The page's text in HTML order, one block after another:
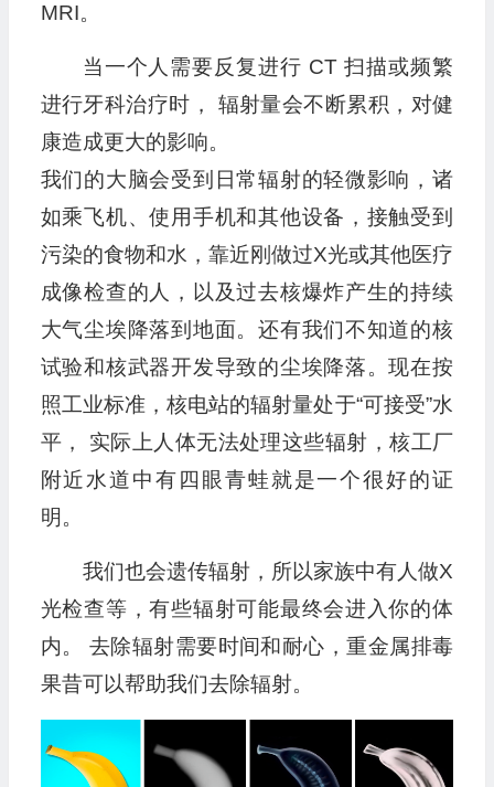
MRI。
当一个人需要反复进行 CT 扫描或频繁
进行牙科治疗时， 辐射量会不断累积，对健
康造成更大的影响。
我们的大脑会受到日常辐射的轻微影响，诸
如乘飞机、使用手机和其他设备，接触受到
污染的食物和水，靠近刚做过X光或其他医疗
成像检查的人，以及过去核爆炸产生的持续
大气尘埃降落到地面。还有我们不知道的核
试验和核武器开发导致的尘埃降落。现在按
照工业标准，核电站的辐射量处于“可接受”水
平， 实际上人体无法处理这些辐射，核工厂
附近水道中有四眼青蛙就是一个很好的证
明。
我们也会遗传辐射，所以家族中有人做X
光检查等，有些辐射可能最终会进入你的体
内。 去除辐射需要时间和耐心，重金属排毒
果昔可以帮助我们去除辐射。